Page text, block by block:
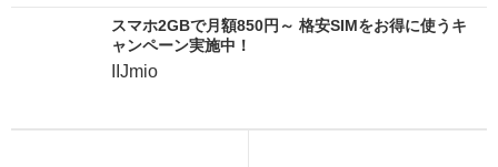
スマホ2GBで月額850円～ 格安SIMをお得に使うキ
ャンペーン実施中！
IIJmio